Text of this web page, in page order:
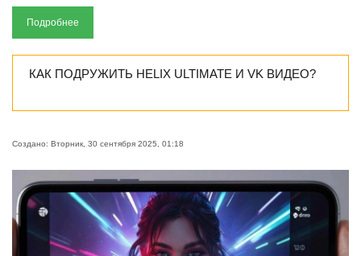
Подробнее
КАК ПОДРУЖИТЬ HELIX ULTIMATE И VK ВИДЕО?
Создано: Вторник, 30 сентября 2025, 01:18